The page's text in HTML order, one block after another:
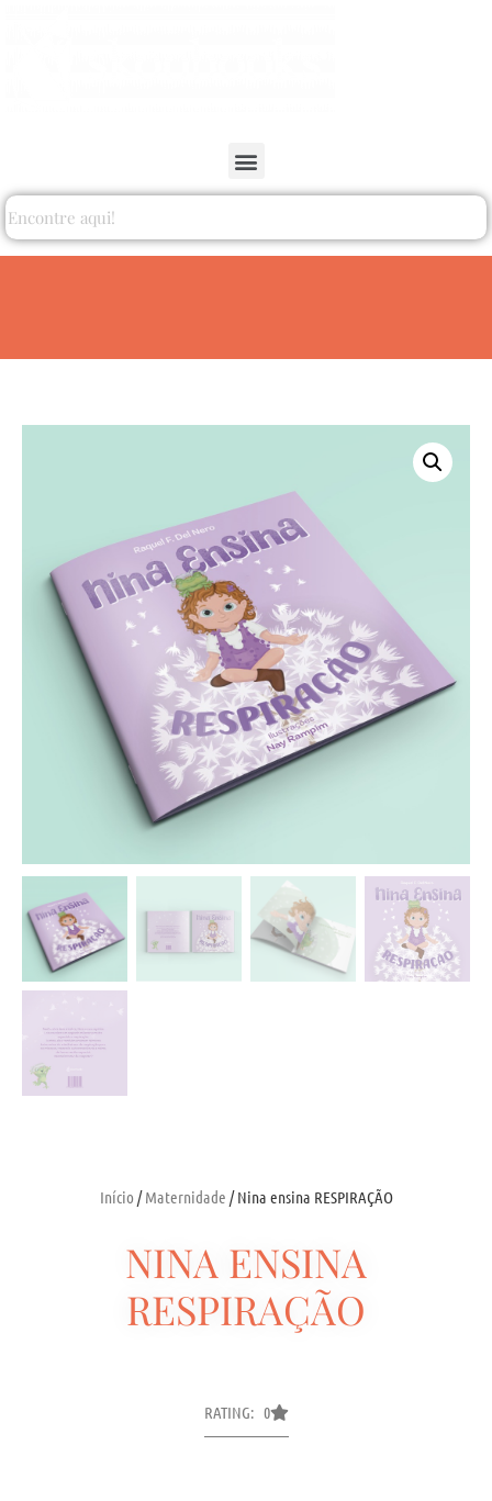
Início /Maternidade / Nina ensina RESPIRAÇÃO
NINA ENSINA
RESPIRAÇÃO
RATING: 0